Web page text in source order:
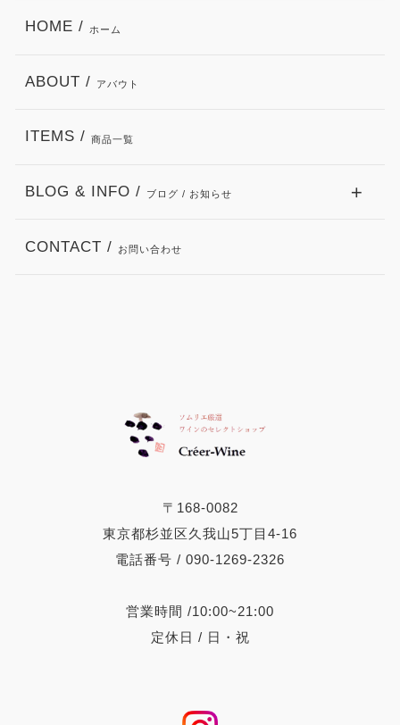
〒168-0082
東京都杉並区久我山5丁目4-16
電話番号 / 090-1269-2326
営業時間 /10:00~21:00
定休日 / 日・祝
HOME / ホーム
ABOUT / アバウト
ITEMS / 商品一覧
BLOG & INFO / ブログ / お知らせ
CONTACT / お問い合わせ